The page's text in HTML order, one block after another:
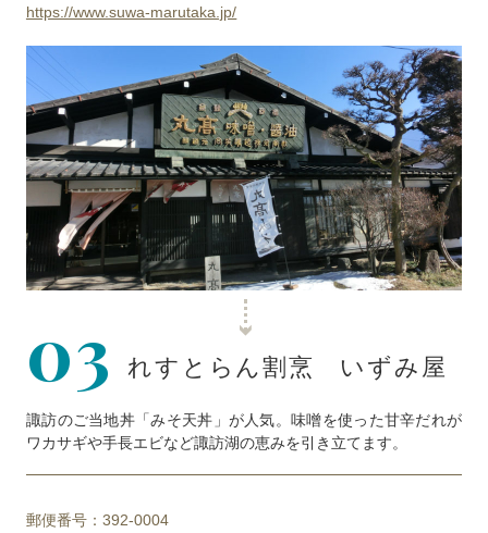
https://www.suwa-marutaka.jp/
03 れすとらん割烹 いずみ屋
諏訪のご当地丼「みそ天丼」が人気。味噌を使った甘辛だれが
ワカサギや手長エビなど諏訪湖の恵みを引き立てます。
郵便番号：392-0004